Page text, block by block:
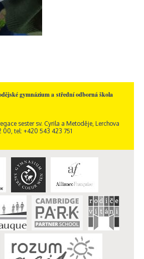
gymnázium a střední odborná škola
sester sv. Cyrila a Metoděje, Lerchova
00, tel: +420 543 423 751